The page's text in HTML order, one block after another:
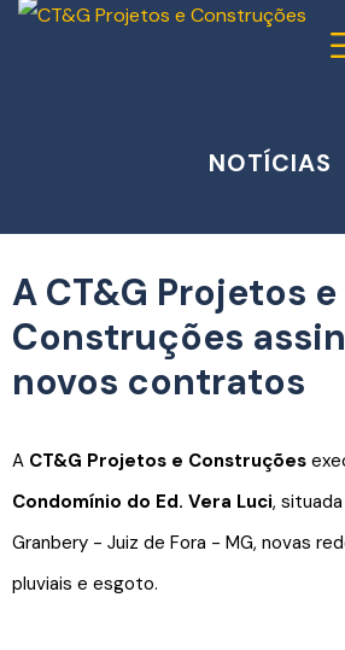
NOTÍCIAS
A CT&G Projetos e
Construções
novos contratos
A CT&G Projetos e Construções
Condomínio do Ed. Vera Luci,
Granbery - Juiz de Fora - MG, novas
pluviais e esgoto.